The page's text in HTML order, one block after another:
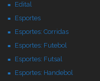
Edital
Esportes
Esportes: Corridas
Esportes: Futebol
Esportes: Futsal
Esportes: Handebol